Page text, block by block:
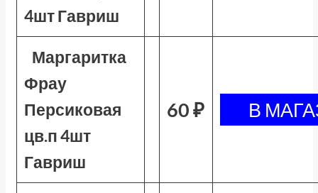
4шт Гавриш
Маргаритка
Фрау
Персиковая
цв.п 4шт
Гавриш
60 ₽